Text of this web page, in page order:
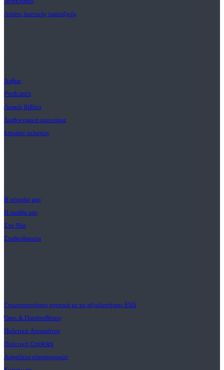
Λύσεις λιανικής τραπεζικής
Άρθρα
Podcasts
Λευκές βίβλοι
Διαδικτυακά σεμινάρια
Ιστορίες πελατών
Η ιστορία μας
Η ομάδα μας
Στα Νέα
Σταδιοδρομία
Γνωστοποιήσεις σχετικά με τις αξιολογήσεις ESG
Όροι & Προϋποθέσεις
Πολιτική Απορρήτου
Πολιτική Cookies
Ασφάλεια πληροφοριών